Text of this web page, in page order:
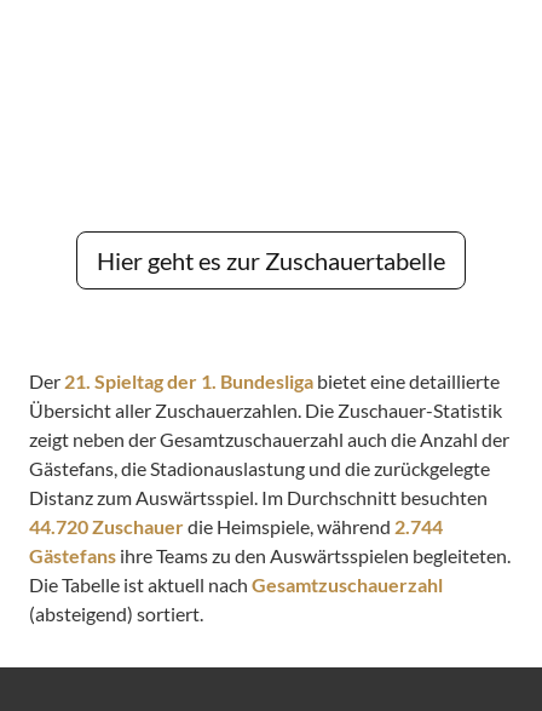
Hier geht es zur Zuschauertabelle
Der 21. Spieltag der 1. Bundesliga bietet eine detaillierte
Übersicht aller Zuschauerzahlen. Die Zuschauer-Statistik
zeigt neben der Gesamtzuschauerzahl auch die Anzahl der
Gästefans, die Stadionauslastung und die zurückgelegte
Distanz zum Auswärtsspiel. Im Durchschnitt besuchten
44.720 Zuschauerdie Heimspiele, während 2.744
Gästefans ihre Teams zu den Auswärtsspielen begleiteten.
Die Tabelle ist aktuell nach Gesamtzuschauerzahl
(absteigend) sortiert.